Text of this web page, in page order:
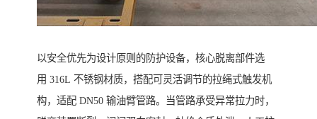
以安全优先为设计原则的防护设备，核心脱离部件选
用 316L 不锈钢材质，搭配可灵活调节的拉绳式触发机
构，适配 DN50 输油臂管路。当管路承受异常拉力时，